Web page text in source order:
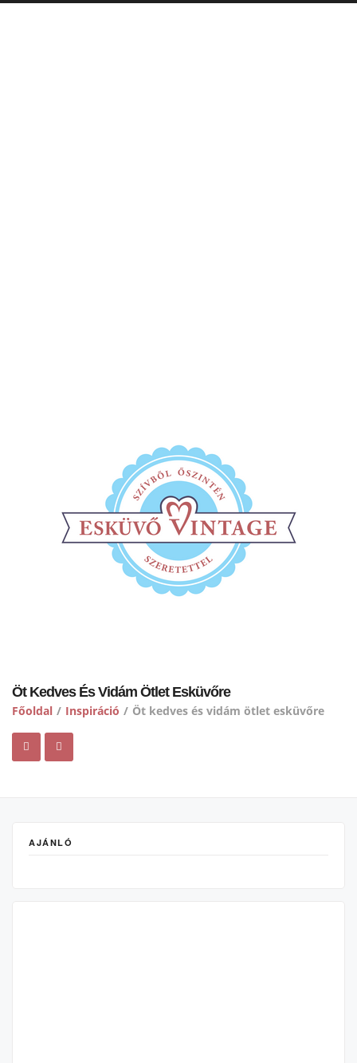
Öt Kedves És Vidám Ötlet Esküvőre
Főoldal / Inspiráció / Öt kedves és vidám ötlet esküvőre
AJÁNLÓ